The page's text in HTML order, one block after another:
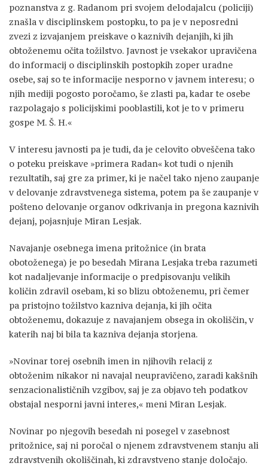
poznanstva z g. Radanom pri svojem delodajalcu (policiji)
znašla v disciplinskem postopku, to pa je v neposredni
zvezi z izvajanjem preiskave o kaznivih dejanjih, ki jih
obtoženemu očita tožilstvo. Javnost je vsekakor upravičena
do informacij o disciplinskih postopkih zoper uradne
osebe, saj so te informacije nesporno v javnem interesu; o
njih mediji pogosto poročamo, še zlasti pa, kadar te osebe
razpolagajo s policijskimi pooblastili, kot je to v primeru
gospe M. Š. H.«
V interesu javnosti pa je tudi, da je celovito obveščena tako
o poteku preiskave »primera Radan« kot tudi o njenih
rezultatih, saj gre za primer, ki je načel tako njeno zaupanje
v delovanje zdravstvenega sistema, potem pa še zaupanje v
pošteno delovanje organov odkrivanja in pregona kaznivih
dejanj, pojasnjuje Miran Lesjak.
Navajanje osebnega imena pritožnice (in brata
obotoženega) je po besedah Mirana Lesjaka treba razumeti
kot nadaljevanje informacije o predpisovanju velikih
količin zdravil osebam, ki so blizu obtoženemu, pri čemer
pa pristojno tožilstvo kazniva dejanja, ki jih očita
obtoženemu, dokazuje z navajanjem obsega in okoliščin, v
katerih naj bi bila ta kazniva dejanja storjena.
»Novinar torej osebnih imen in njihovih relacij z
obtoženim nikakor ni navajal neupravičeno, zaradi kakšnih
senzacionalističnih vzgibov, saj je za objavo teh podatkov
obstajal nesporni javni interes,« meni Miran Lesjak.
Novinar po njegovih besedah ni posegel v zasebnost
pritožnice, saj ni poročal o njenem zdravstvenem stanju ali
zdravstvenih okoliščinah, ki zdravstveno stanje določajo.